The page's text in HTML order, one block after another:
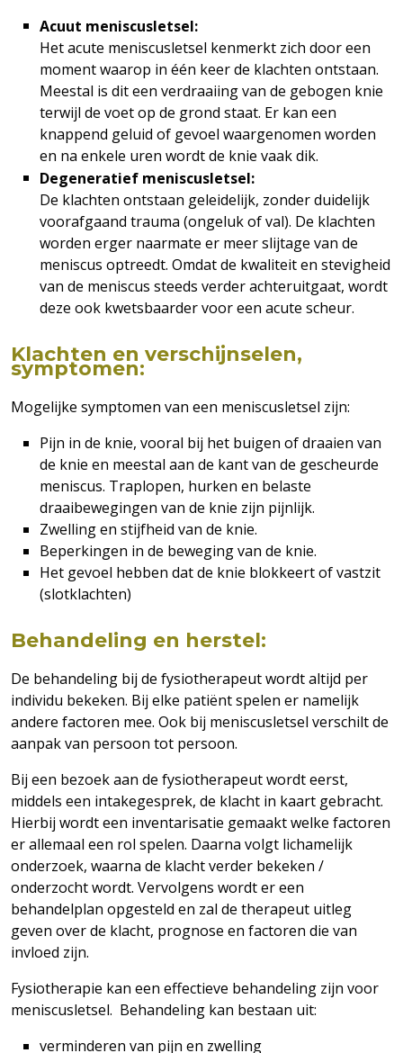
Acuut meniscusletsel:
Het acute meniscusletsel kenmerkt zich door een
moment waarop in één keer de klachten ontstaan.
Meestal is dit een verdraaiing van de gebogen knie
terwijl de voet op de grond staat. Er kan een
knappend geluid of gevoel waargenomen worden
en na enkele uren wordt de knie vaak dik.
Degeneratief meniscusletsel:
De klachten ontstaan geleidelijk, zonder duidelijk
voorafgaand trauma (ongeluk of val). De klachten
worden erger naarmate er meer slijtage van de
meniscus optreedt. Omdat de kwaliteit en stevigheid
van de meniscus steeds verder achteruitgaat, wordt
deze ook kwetsbaarder voor een acute scheur.
Klachten en verschijnselen,
symptomen:
Mogelijke symptomen van een meniscusletsel zijn:
Pijn in de knie, vooral bij het buigen of draaien van
de knie en meestal aan de kant van de gescheurde
meniscus. Traplopen, hurken en belaste
draaibewegingen van de knie zijn pijnlijk.
Zwelling en stijfheid van de knie.
Beperkingen in de beweging van de knie.
Het gevoel hebben dat de knie blokkeert of vastzit
(slotklachten)
Behandeling en herstel:
De behandeling bij de fysiotherapeut wordt altijd per
individu bekeken. Bij elke patiënt spelen er namelijk
andere factoren mee. Ook bij meniscusletsel verschilt de
aanpak van persoon tot persoon.
Bij een bezoek aan de fysiotherapeut wordt eerst,
middels een intakegesprek, de klacht in kaart gebracht.
Hierbij wordt een inventarisatie gemaakt welke factoren
er allemaal een rol spelen. Daarna volgt lichamelijk
onderzoek, waarna de klacht verder bekeken /
onderzocht wordt. Vervolgens wordt er een
behandelplan opgesteld en zal de therapeut uitleg
geven over de klacht, prognose en factoren die van
invloed zijn.
Fysiotherapie kan een effectieve behandeling zijn voor
meniscusletsel. Behandeling kan bestaan uit:
verminderen van pijn en zwelling